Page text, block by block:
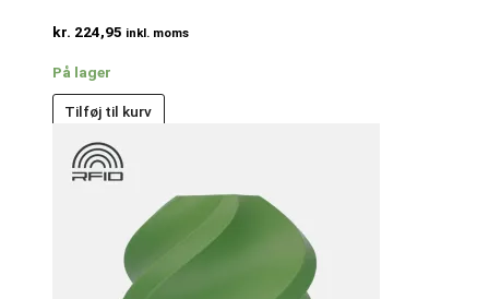
kr. 224,95 inkl. moms
På lager
Tilføj til kurv